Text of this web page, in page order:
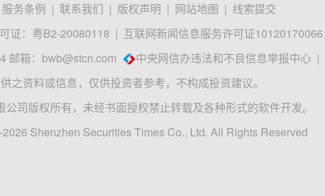
服务条例 | 联系我们 | 版权声明 | 网站地图 | 线索提交
证：粤B2-20080118 | 互联网新闻信息服务许可证10120170066
箱： bwb@stcn.com 中央网信办违法和不良信息举报中心 |
之资料或信息，仅供投资者参考，不构成投资建议。
公司版权所有，未经书面授权禁止转载及各种形式的软件开发。
Shenzhen Securities Times Co., Ltd. All Rights Reserved